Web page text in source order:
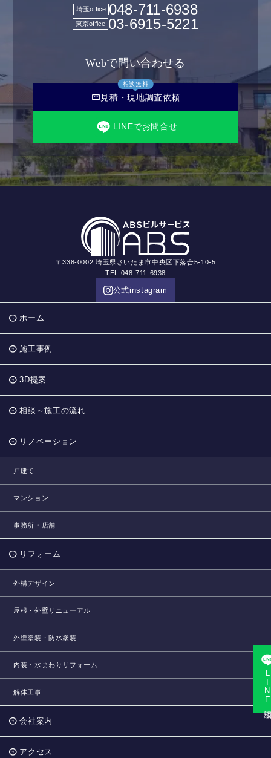
埼玉office 048-711-6938
東京office 03-6915-5221
Webで問い合わせる
相談無料
mail 見積・現地調査依頼
LINEでお問合せ
〒338-0002 埼玉県さいたま市中央区下落合5-10-5
TEL 048-711-6938
公式instagram
ホーム
施工事例
3D提案
相談～施工の流れ
リノベーション
戸建て
マンション
事務所・店舗
リフォーム
外構デザイン
屋根・外壁リニューアル
外壁塗装・防水塗装
内装・水まわりリフォーム
解体工事
会社案内
アクセス